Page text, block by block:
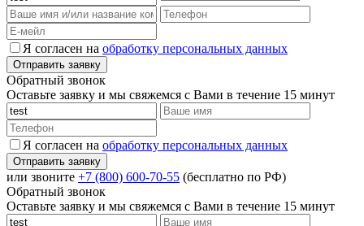
Я согласен на обработку персональных данных
Обратный звонок
Оставьте заявку и мы свяжемся с Вами в течение 15 минут
Я согласен на обработку персональных данных
или звоните +7 (800) 600-70-55 (бесплатно по РФ)
Обратный звонок
Оставьте заявку и мы свяжемся с Вами в течение 15 минут